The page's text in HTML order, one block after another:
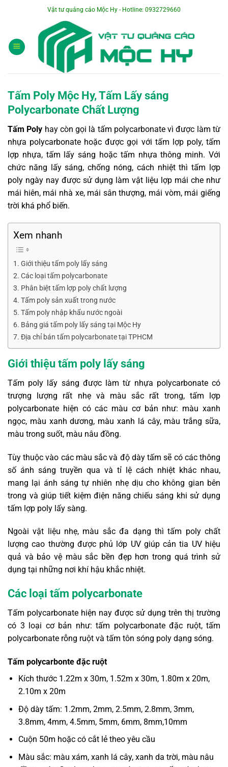
dung
Vật tư quảng cáo Mộc Hy - Hotline: 0932729660
Tấm Poly Mộc Hy, Tấm Lấy sáng
Polycarbonate Chất Lượng
Tấm Poly hay còn gọi là tấm polycarbonate vì được làm từ
nhựa polycarbonate hoặc được gọi với tấm lợp poly, tấm
lợp nhựa, tấm lấy sáng hoặc tấm nhựa thông minh. Với
chức năng lấy sáng, chống nóng, cách nhiệt thì tấm lợp
poly ngày nay được sử dụng làm vật liệu lợp mái che như
mái hiên, mái nhà xe, mái sân thượng, mái vòm, mái giếng
trời khá phổ biến.
Xem nhanh
Giới thiệu tấm poly lấy sáng
Các loại tấm polycarbonate
Phân biệt tấm lợp poly chất lượng
Tấm poly sản xuất trong nước
Tấm poly nhập khẩu nước ngoài
Bảng giá tấm poly lấy sáng tại Mộc Hy
Địa chỉ bán tấm polycarbonate tại TPHCM
Giới thiệu tấm poly lấy sáng
Tấm poly lấy sáng được làm từ nhựa polycarbonate có
trượng lượng rất nhẹ và màu sắc rất trong, tấm lợp
polycarbonate hiện có các màu cơ bản như: màu xanh
ngọc, màu xanh dương, màu xanh lá cây, màu trắng sữa,
màu trong suốt, màu nâu đồng.
Tùy thuộc vào các màu sắc và độ dày tấm sẽ có các thông
số ánh sáng truyền qua và tỉ lệ cách nhiệt khác nhau,
mang lại ánh sáng tự nhiên nhẹ dịu cho không gian bên
trong và giúp tiết kiệm điện năng chiếu sáng khi sử dụng
tấm lợp poly lấy sàng.
Ngoài vật liệu nhẹ, màu sắc đa dạng thì tấm poly chất
lượng cao thường được phủ lớp UV giúp cản tia UV hiệu
quả và bảo vệ màu sắc bền đẹp hơn trong quá trình sử
dụng tại những nơi khí hậu khắc nhiệt.
Các loại tấm polycarbonate
Tấm polycarbonate hiện nay được sử dụng trên thị trường
có 3 loại cơ bản như: tấm polycarbonate đặc ruột, tấm
polycarbonate rỗng ruột và tấm tôn sóng poly dạng sóng.
Tấm polycarbonte đặc ruột
Kích thước 1.22m x 30m, 1.52m x 30m, 1.80m x 20m,
2.10m x 20m
Độ dày tấm: 1.2mm, 2mm, 2.5mm, 2.8mm, 3mm,
3.8mm, 4mm, 4.5mm, 5mm, 6mm, 8mm,10mm
Cuộn 50m hoặc có cắt lẻ theo yêu cầu
Màu sắc: màu xám, xanh lá cây, xanh da trời, màu nâu